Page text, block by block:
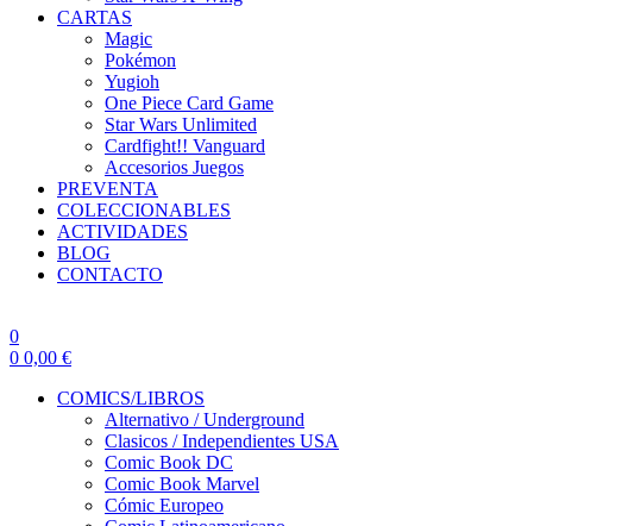
CARTAS
Magic
Pokémon
Yugioh
One Piece Card Game
Star Wars Unlimited
Cardfight!! Vanguard
Accesorios Juegos
PREVENTA
COLECCIONABLES
ACTIVIDADES
BLOG
CONTACTO
0
0 0,00 €
COMICS/LIBROS
Alternativo / Underground
Clasicos / Independientes USA
Comic Book DC
Comic Book Marvel
Cómic Europeo